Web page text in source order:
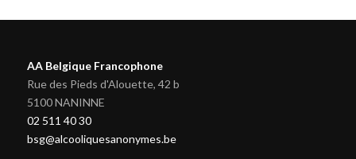
AA Belgique Francophone
Rue des Pieds d'Alouette, 42 b
5100 NANINNE
02 511 40 30
bsg@alcooliquesanonymes.be